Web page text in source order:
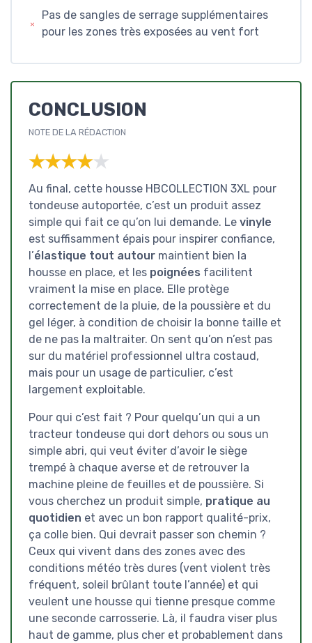
Pas de sangles de serrage supplémentaires
pour les zones très exposées au vent fort
CONCLUSION
NOTE DE LA RÉDACTION
★★★★★
★★★★★
Au final, cette housse HBCOLLECTION 3XL pour
tondeuse autoportée, c’est un produit assez
simple qui fait ce qu’on lui demande. Le vinyle
est suffisamment épais pour inspirer confiance,
l’élastique tout autour maintient bien la
housse en place, et les poignées facilitent
vraiment la mise en place. Elle protège
correctement de la pluie, de la poussière et du
gel léger, à condition de choisir la bonne taille et
de ne pas la maltraiter. On sent qu’on n’est pas
sur du matériel professionnel ultra costaud,
mais pour un usage de particulier, c’est
largement exploitable.
Pour qui c’est fait ? Pour quelqu’un qui a un
tracteur tondeuse qui dort dehors ou sous un
simple abri, qui veut éviter d’avoir le siège
trempé à chaque averse et de retrouver la
machine pleine de feuilles et de poussière. Si
vous cherchez un produit simple, pratique au
quotidien et avec un bon rapport qualité-prix,
ça colle bien. Qui devrait passer son chemin ?
Ceux qui vivent dans des zones avec des
conditions météo très dures (vent violent très
fréquent, soleil brûlant toute l’année) et qui
veulent une housse qui tienne presque comme
une seconde carrosserie. Là, il faudra viser plus
haut de gamme, plus cher et probablement dans